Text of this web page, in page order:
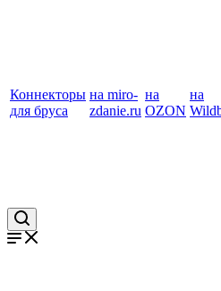
Коннекторы
для бруса
на miro-
zdanie.ru
на
OZON
на